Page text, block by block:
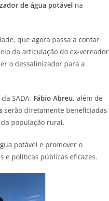
de água potável na
que agora passa a contar
da articulação do ex-vereador
o dessalinizador para a
SADA, Fábio Abreu, além de
serão diretamente beneficiadas
população rural.
potável e promover o
e políticas públicas eficazes.